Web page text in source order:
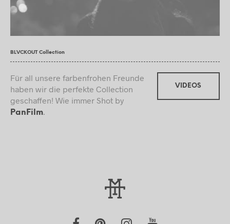
BLVCKOUT Collection
Für all unsere farbenfrohen Freunde
haben wir die perfekte Collection
geschaffen! Wie immer Shot by
PanFilm.
VIDEOS